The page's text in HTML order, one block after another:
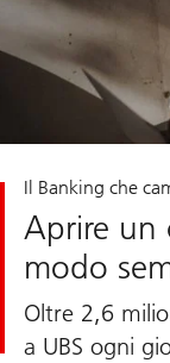
Il Banking che
Aprire un
modo
Oltre 2,6
a UBS ogni